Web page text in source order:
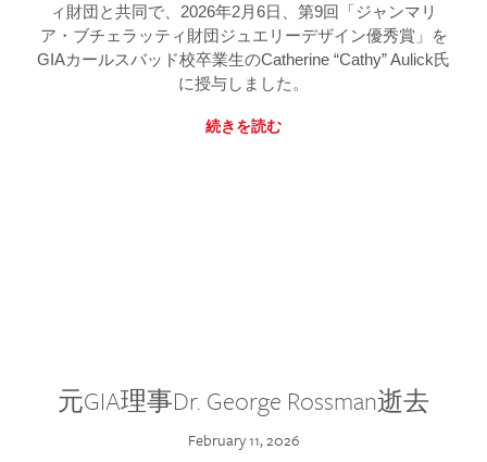
ィ財団と共同で、2026年2月6日、第9回「ジャンマリ
ア・ブチェラッティ財団ジュエリーデザイン優秀賞」を
GIAカールスバッド校卒業生のCatherine “Cathy” Aulick氏
に授与しました。
続きを読む
元GIA理事Dr. George Rossman逝去
February 11, 2026